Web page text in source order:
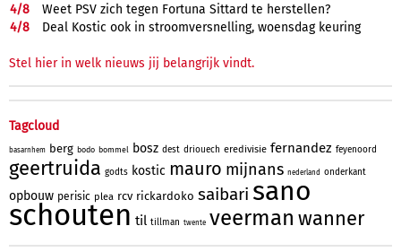
4/8
Weet PSV zich tegen Fortuna Sittard te herstellen?
4/8 Deal Kostic ook in stroomversnelling, woensdag keuring
Stel hier in welk nieuws jij belangrijk vindt.
Tagcloud
basarnhem berg bodo bommel bosz dest driouech eredivisie fernandez feyenoord
geertruida godts kostic mauro mijnans nederland onderkant
opbouw perisic plea rcv rickardoko saibari sano
schouten til tillman twente veerman wanner